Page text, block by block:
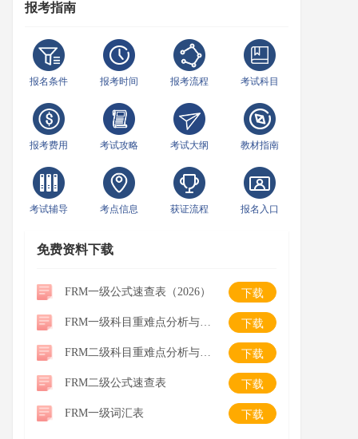
报考指南
报名条件 报考时间 报考流程 考试科目
报考费用 考试攻略 考试大纲 教材指南
考试辅导 考点信息 获证流程 报名入口
免费资料下载
FRM一级公式速查表（2026） 下载
FRM一级科目重难点分析与学习建议 下载
FRM二级科目重难点分析与学习建议 下载
FRM二级公式速查表 下载
FRM一级词汇表 下载